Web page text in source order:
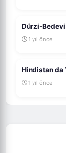
Dürzi-Bedevi
1 yıl önce
Hindistan da
1 yıl önce